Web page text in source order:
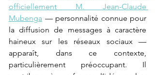
officiellement M. Jean-Claude
Mubenga — personnalité connue pour
la diffusion de messages à caractère
haineux sur les réseaux sociaux —
apparaît, dans ce contexte,
particulièrement préoccupant. Il